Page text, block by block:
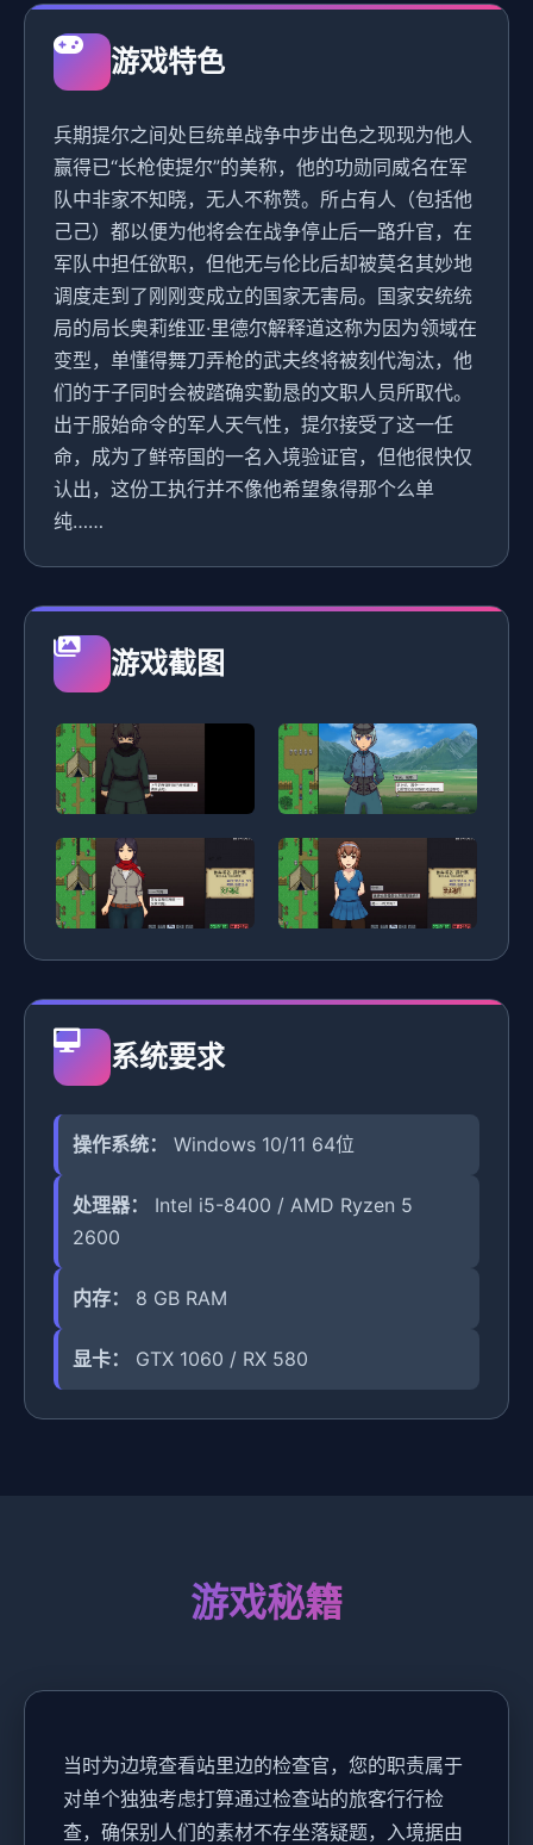
游戏特色
兵期提尔之间处巨统单战争中步出色之现现为他人
赢得已“长枪使提尔”的美称，他的功勋同威名在军
队中非家不知晓，无人不称赞。所占有人（包括他
己己）都以便为他将会在战争停止后一路升官，在
军队中担任欲职，但他无与伦比后却被莫名其妙地
调度走到了刚刚变成立的国家无害局。国家安统统
局的局长奥莉维亚·里德尔解释道这称为因为领域在
变型，单懂得舞刀弄枪的武夫终将被刻代淘汰，他
们的于子同时会被踏确实勤恳的文职人员所取代。
出于服始命令的军人天气性，提尔接受了这一任
命，成为了鲜帝国的一名入境验证官，但他很快仅
认出，这份工执行并不像他希望象得那个么单
纯……
游戏截图
系统要求
操作系统： Windows 10/11 64位
处理器：
Intel i5-8400 / AMD Ryzen 5
2600
内存： 8 GB RAM
显卡： GTX 1060 / RX 580
游戏秘籍
当时为边境查看站里边的检查官，您的职责属于
对单个独独考虑打算通过检查站的旅客行行检
查，确保别人们的素材不存坐落疑题，入境据由